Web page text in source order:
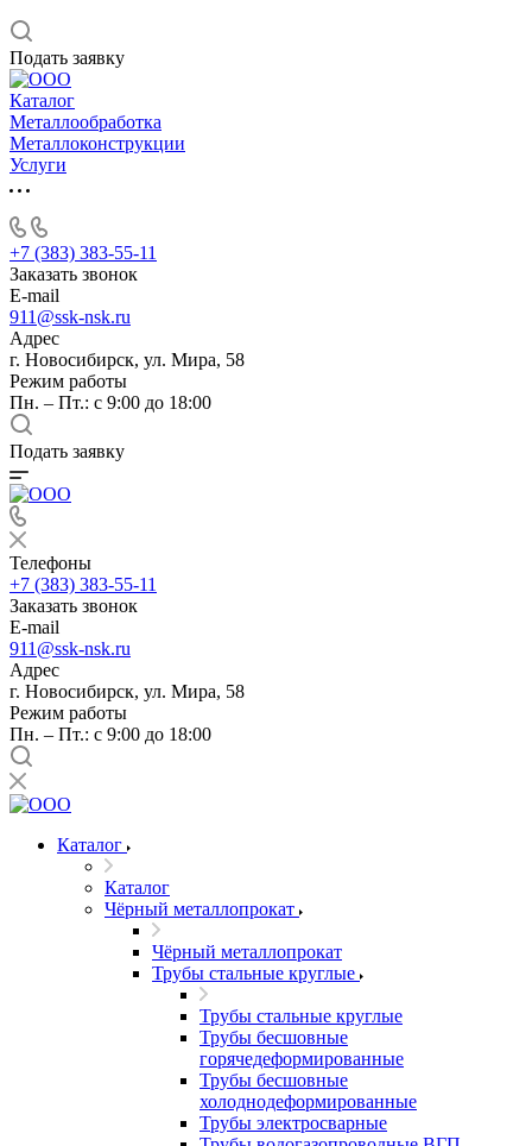
Подать заявку
Каталог
Металлообработка
Металлоконструкции
Услуги
+7 (383) 383-55-11
Заказать звонок
E-mail
911@ssk-nsk.ru
Адрес
г. Новосибирск, ул. Мира, 58
Режим работы
Пн. – Пт.: с 9:00 до 18:00
Подать заявку
Телефоны
+7 (383) 383-55-11
Заказать звонок
E-mail
911@ssk-nsk.ru
Адрес
г. Новосибирск, ул. Мира, 58
Режим работы
Пн. – Пт.: с 9:00 до 18:00
Каталог
Каталог
Чёрный металлопрокат
Чёрный металлопрокат
Трубы стальные круглые
Трубы стальные круглые
Трубы бесшовные
горячедеформированные
Трубы бесшовные
холоднодеформированные
Трубы электросварные